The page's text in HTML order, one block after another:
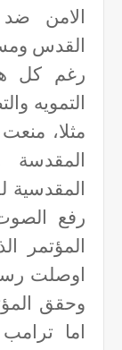
الامن
القدس
رغم كل
التمويه
مثلا،
المقدسية
رفع
المؤتمر
اوصلت
وحقق
اما